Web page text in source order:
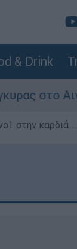
& Drink
στην καρδιά...